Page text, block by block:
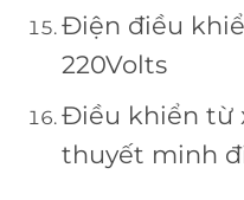
Điện điều
220Volts
Điều khiển từ
thuyết